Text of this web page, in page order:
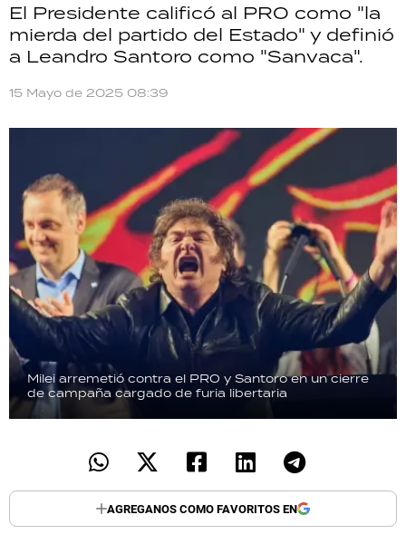
El Presidente calificó al PRO como "la
mierda del partido del Estado" y definió
a Leandro Santoro como "Sanvaca".
15 Mayo de 2025 08:39
Milei arremetió contra el PRO y Santoro en un cierre
de campaña cargado de furia libertaria
AGREGANOS COMO FAVORITOS EN
DEPORTES
TECNOLOGÍA
PALABRAS
HORÓSCOPO
Seguinos